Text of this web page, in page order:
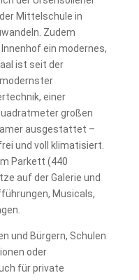
Mittelschule in
Zudem
ein modernes,
ist seit der
einer
großen
ausgestattet –
und voll klimatisiert.
Parkett (440
auf der Galerie und
Musicals,
und Bürgern, Schulen
oder
für private